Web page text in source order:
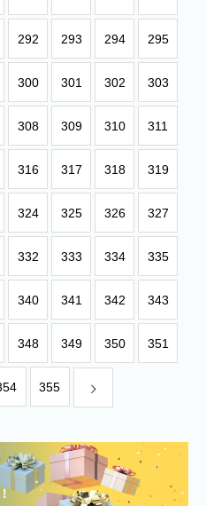
292 293 294 295
300 301 302 303
308 309 310 311
316 317 318 319
324 325 326 327
332 333 334 335
340 341 342 343
348 349 350 351
355